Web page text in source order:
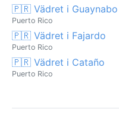
🇵🇷 Vädret i Guaynabo
Puerto Rico
🇵🇷 Vädret i Fajardo
Puerto Rico
🇵🇷 Vädret i Cataño
Puerto Rico